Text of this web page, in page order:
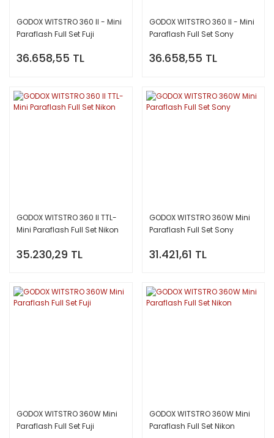
GODOX WITSTRO 360 II - Mini
Paraflash Full Set Fuji
36.658,55 TL
GODOX WITSTRO 360 II - Mini
Paraflash Full Set Sony
36.658,55 TL
GODOX WITSTRO 360 II TTL-
Mini Paraflash Full Set Nikon
35.230,29 TL
GODOX WITSTRO 360W Mini
Paraflash Full Set Sony
31.421,61 TL
GODOX WITSTRO 360W Mini
Paraflash Full Set Fuji
GODOX WITSTRO 360W Mini
Paraflash Full Set Nikon